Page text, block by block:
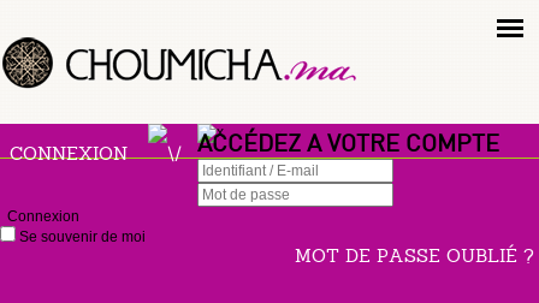
CONNEXION ACCÉDEZ A VOTRE COMPTE
Connexion
Se souvenir de moi
MOT DE PASSE OUBLIÉ ?